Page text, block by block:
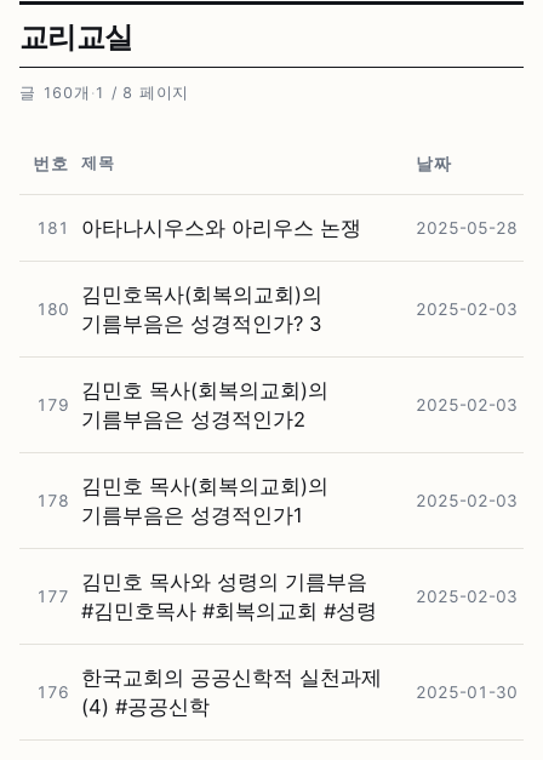
교리교실
글 160개 · 1 / 8 페이지
번호 제목 날짜
181 아타나시우스와 아리우스 논쟁 2025-05-28
180
김민호목사(회복의교회)의
기름부음은 성경적인가? 3
2025-02-03
179
김민호 목사(회복의교회)의
기름부음은 성경적인가2
2025-02-03
178
김민호 목사(회복의교회)의
기름부음은 성경적인가1
2025-02-03
177
김민호 목사와 성령의 기름부음
#⁠김민호목사 #⁠회복의교회 #⁠성령
2025-02-03
176
한국교회의 공공신학적 실천과제
(4) #⁠공공신학
2025-01-30